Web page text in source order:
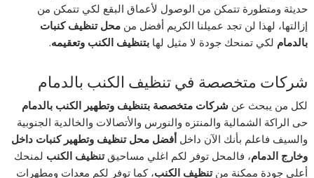
حديثة ومتطورة تتمكن من الوصول لأعماق البقع لكي تتمكن من
إزالتها، لهذا لن تجد عميلنا الكريم أفضل منمحل تنظيف كنبات
بالدمام لكي تمنحك جودة لا مثيل لهابتنظيف الكنب وتعقيمه.
شركات متخصصة في تنظيف الكنب بالدمام
لكل من يبحث عن شركات متخصصة بتنظيف وتطهير الكنب بالدمام
حى الراكة الشمالية والمنتزه والنورس والأتصالات والخالدية الجنوبية
والسيف فاعلم بأنك الآن داخلأفضل محل تنظيف وتطهير كنبات داخل
وخارج الدمام، فالمحل توفر لكم اغلي مساحيقتنظيف الكنب لمنحك
أعلى جودة ممكنة منتنظيف الكنب، كما توفر لكم معدات ومطهرات